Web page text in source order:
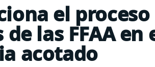
el
las FFAA en
acotado